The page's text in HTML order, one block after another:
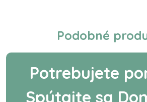
Podobné
Potrebujete
Spýtajte sa